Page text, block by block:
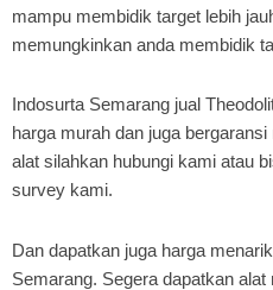
mampu membidik target lebih
memungkinkan anda membidik
Indosurta Semarang jual
harga murah dan juga
alat silahkan hubungi kami atau
survey kami.
Dan dapatkan juga harga
Semarang. Segera dapatkan alat